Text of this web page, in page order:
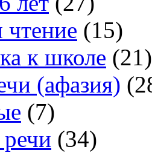
(15)
к школе (21)
(афазия)
(7)
речи (34)